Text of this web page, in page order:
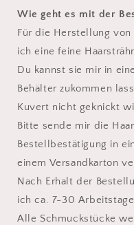
Wie geht es mit der
Für die Herstellung
ich eine feine
Du kannst sie mir in
Behälter zukommen
Kuvert nicht geknickt
Bitte sende mir die
Bestellbestätigung in
einem Versandkarton
Nach Erhalt der
ich ca. 7-30
Alle Schmuckstücke